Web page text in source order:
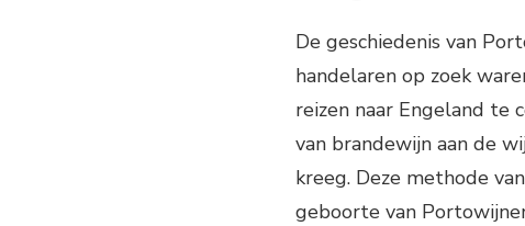
De geschiedenis van
handelaren op zoek
reizen naar Engeland te
van brandewijn aan de
kreeg. Deze methode
geboorte van